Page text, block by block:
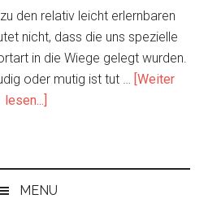
den relativ leicht erlernbaren
nicht, dass die uns spezielle
in die Wiege gelegt wurden.
oder mutig ist tut … [Weiter
lesen...]
„Null“
MENU